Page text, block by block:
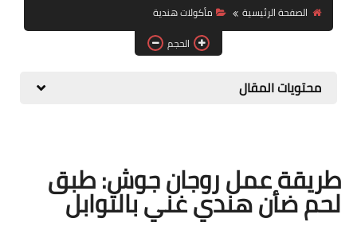
حلويات
مقبلات وسلطات
الصفحة الرئيسية
مأكولات هندية
الحجم
محتويات المقال
طريقة عمل روجان جوش: طبق
لحم ضأن هندي غني بالتوابل